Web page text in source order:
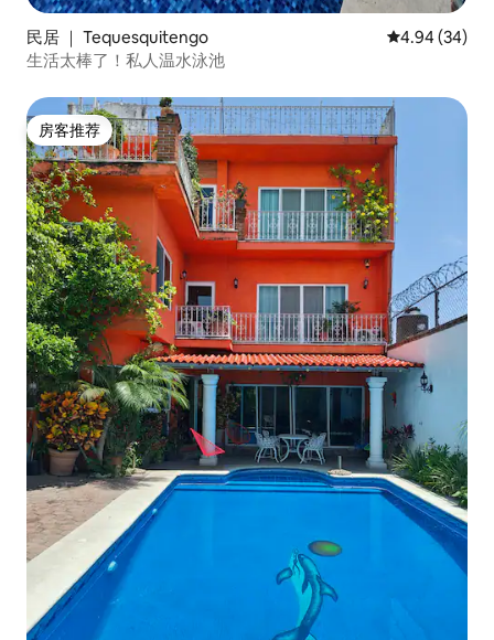
民居 ｜ Tequesquitengo 平均评分 4.94
4.94 (34)
生活太棒了！私人温水泳池
房客推荐
房客推荐